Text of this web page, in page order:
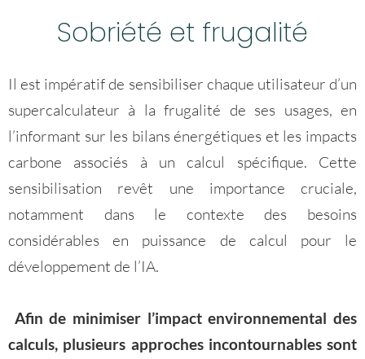
Sobriété et frugalité
Il est impératif de sensibiliser chaque utilisateur d’un
supercalculateur à la frugalité de ses usages, en
l’informant sur les bilans énergétiques et les impacts
carbone associés à un calcul spécifique. Cette
sensibilisation revêt une importance cruciale,
notamment dans le contexte des besoins
considérables en puissance de calcul pour le
développement de l’IA.
Afin de minimiser l’impact environnemental des
calculs, plusieurs approches incontournables sont